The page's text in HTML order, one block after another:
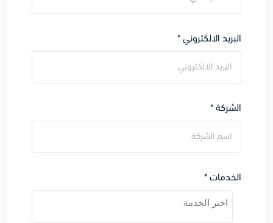
البريد الالكتروني *
الشركة *
الخدمات *